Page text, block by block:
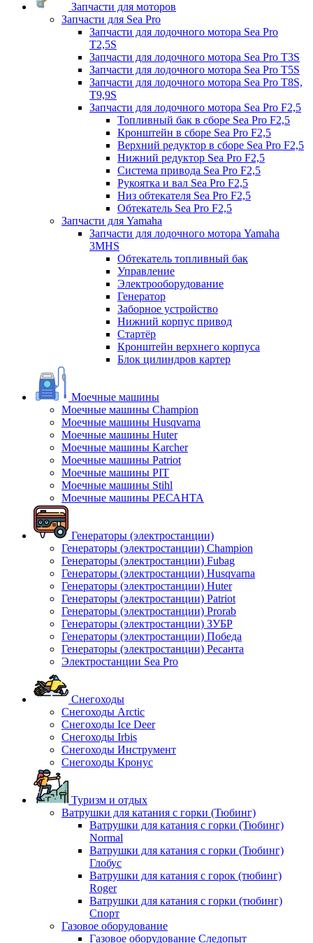
Запчасти для моторов
Запчасти для Sea Pro
Запчасти для лодочного мотора Sea Pro
Т2,5S
Запчасти для лодочного мотора Sea Pro Т3S
Запчасти для лодочного мотора Sea Pro Т5S
Запчасти для лодочного мотора Sea Pro Т8S,
T9,9S
Запчасти для лодочного мотора Sea Pro F2,5
Топливный бак в сборе Sea Pro F2,5
Кронштейн в сборе Sea Pro F2,5
Верхний редуктор в сборе Sea Pro F2,5
Нижний редуктор Sea Pro F2,5
Система привода Sea Pro F2,5
Рукоятка и вал Sea Pro F2,5
Низ обтекателя Sea Pro F2,5
Обтекатель Sea Pro F2,5
Запчасти для Yamaha
Запчасти для лодочного мотора Yamaha
3MHS
Обтекатель топливный бак
Управление
Электрооборудование
Генератор
Заборное устройство
Нижний корпус привод
Стартёр
Кронштейн верхнего корпуса
Блок цилиндров картер
Моечные машины
Моечные машины Champion
Моечные машины Husqvarna
Моечные машины Huter
Моечные машины Karcher
Моечные машины Patriot
Моечные машины PIT
Моечные машины Stihl
Моечные машины РЕСАНТА
Генераторы (электростанции)
Генераторы (электростанции) Champion
Генераторы (электростанции) Fubag
Генераторы (электростанции) Husqvarna
Генераторы (электростанции) Huter
Генераторы (электростанции) Patriot
Генераторы (электростанции) Prorab
Генераторы (электростанции) ЗУБР
Генераторы (электростанции) Победа
Генераторы (электростанции) Ресанта
Электростанции Sea Pro
Снегоходы
Снегоходы Arctic
Снегоходы Ice Deer
Снегоходы Irbis
Снегоходы Инструмент
Снегоходы Кронус
Туризм и отдых
Ватрушки для катания с горки (Тюбинг)
Ватрушки для катания с горки (Тюбинг)
Normal
Ватрушки для катания с горки (Тюбинг)
Глобус
Ватрушки для катания с горок (тюбинг)
Roger
Ватрушки для катания с горки (тюбинг)
Спорт
Газовое оборудование
Газовое оборудование Следопыт